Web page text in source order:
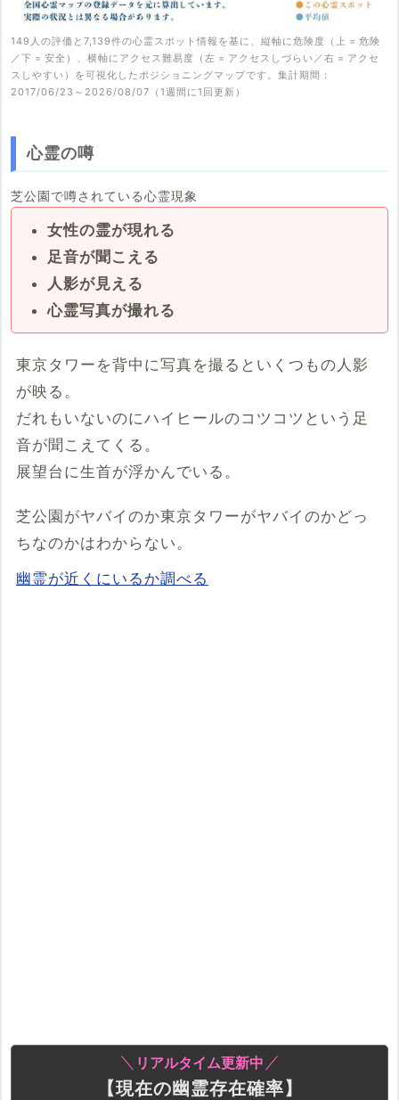
149人の評価と7,139件の心霊スポット情報を基に、縦軸に危険度（上 = 危険
／下 = 安全）、横軸にアクセス難易度（左 = アクセスしづらい／右 = アクセ
スしやすい）を可視化したポジショニングマップです。集計期間：
2017/06/23～2026/08/07（1週間に1回更新）
心霊の噂
芝公園で噂されている心霊現象
女性の霊が現れる
足音が聞こえる
人影が見える
心霊写真が撮れる
東京タワーを背中に写真を撮るといくつもの人影
が映る。
だれもいないのにハイヒールのコツコツという足
音が聞こえてくる。
展望台に生首が浮かんでいる。
芝公園がヤバイのか東京タワーがヤバイのかどっ
ちなのかはわからない。
幽霊が近くにいるか調べる
リアルタイム更新中
【現在の幽霊存在確率】